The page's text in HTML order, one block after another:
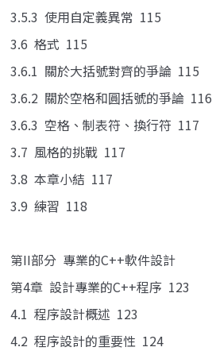
3.5.3 使用自定義異常 115
3.6 格式 115
3.6.1 關於大括號對齊的爭論 115
3.6.2 關於空格和圓括號的爭論 116
3.6.3 空格、制表符、換行符 117
3.7 風格的挑戰 117
3.8 本章小結 117
3.9 練習 118
第II部分 專業的C++軟件設計
第4章 設計專業的C++程序 123
4.1 程序設計概述 123
4.2 程序設計的重要性 124